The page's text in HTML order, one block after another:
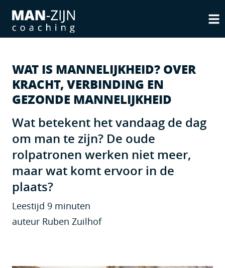
WAT IS MANNELIJKHEID? OVER
KRACHT, VERBINDING EN
GEZONDE MANNELIJKHEID
Wat betekent het vandaag de dag
om man te zijn? De oude
rolpatronen werken niet meer,
maar wat komt ervoor in de
plaats?
Leestijd 9 minuten
auteur Ruben Zuilhof